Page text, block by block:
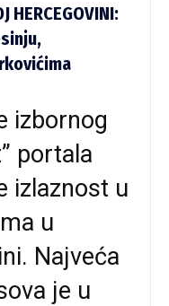
HERCEGOVINI:
izbornog
portala
izlaznost u
u
Najveća
je u